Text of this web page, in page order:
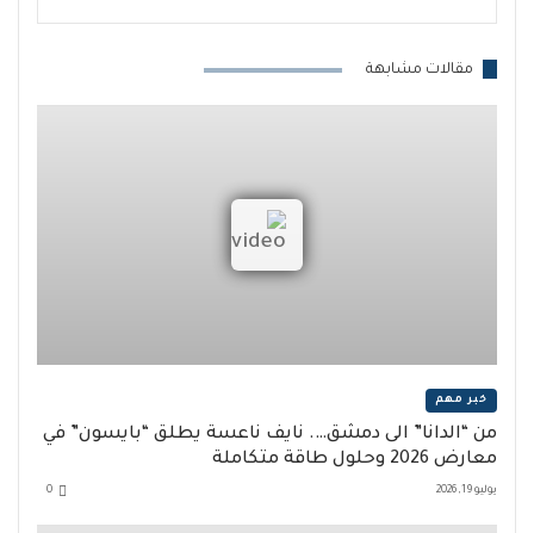
مقالات مشابهة
خبر مهم
من “الدانا” الى دمشق…. نايف ناعسة يطلق “بايسون” في
معارض 2026 وحلول طاقة متكاملة
يوليو 19, 2026 0